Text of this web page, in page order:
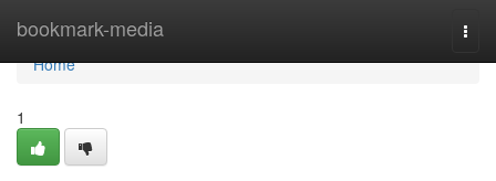
bookmark-media
Home
Home
1